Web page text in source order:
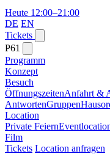
Heute 12:00–21:00
DE EN
Tickets
P61
Programm
Konzept
Besuch
ÖffnungszeitenAnfahrt &
AntwortenGruppen
Location
Private Feiern
Film
Tickets Location anfragen